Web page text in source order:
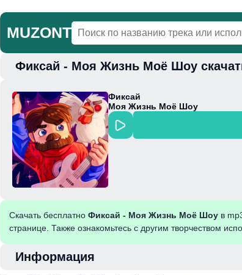
MUZONT
Фиксай - Моя Жизнь Моё Шоу
Фиксай
Моя Жизнь Моё Шоу
Скачать бесплатно Фиксай - Моя Жизнь Моё Шоу в
странице. Также ознакомьтесь с другим творчеством
Информация